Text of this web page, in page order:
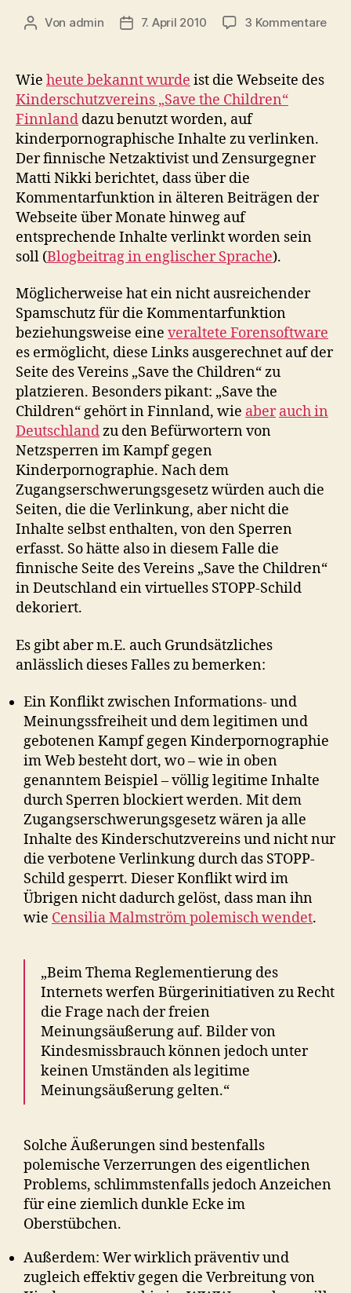
Beitragsautor
Von admin Veröffentlichungsdatum
7. April 2010 3 Kommentarezu
Wie heute bekannt wurde ist die Webseite des
Kinderschutzvereins „Save the Children“
Finnland dazu benutzt worden, auf
kinderpornographische Inhalte zu verlinken.
Der finnische Netzaktivist und Zensurgegner
Matti Nikki berichtet, dass über die
Kommentarfunktion in älteren Beiträgen der
Webseite über Monate hinweg auf
entsprechende Inhalte verlinkt worden sein
soll (Blogbeitrag in englischer Sprache).
Möglicherweise hat ein nicht ausreichender
Spamschutz für die Kommentarfunktion
beziehungsweise eine veraltete Forensoftware
es ermöglicht, diese Links ausgerechnet auf der
Seite des Vereins „Save the Children“ zu
platzieren. Besonders pikant: „Save the
Children“ gehört in Finnland, wie aber auch in
Deutschlandzu den Befürwortern von
Netzsperren im Kampf gegen
Kinderpornographie. Nach dem
Zugangserschwerungsgesetz würden auch die
Seiten, die die Verlinkung, aber nicht die
Inhalte selbst enthalten, von den Sperren
erfasst. So hätte also in diesem Falle die
finnische Seite des Vereins „Save the Children“
in Deutschland ein virtuelles STOPP-Schild
dekoriert.
Es gibt aber m.E. auch Grundsätzliches
anlässlich dieses Falles zu bemerken:
Ein Konflikt zwischen Informations- und
Meinungssfreiheit und dem legitimen und
gebotenen Kampf gegen Kinderpornographie
im Web besteht dort, wo – wie in oben
genanntem Beispiel – völlig legitime Inhalte
durch Sperren blockiert werden. Mit dem
Zugangserschwerungsgesetz wären ja alle
Inhalte des Kinderschutzvereins und nicht nur
die verbotene Verlinkung durch das STOPP-
Schild gesperrt. Dieser Konflikt wird im
Übrigen nicht dadurch gelöst, dass man ihn
wie Censilia Malmström polemisch wendet.
„Beim Thema Reglementierung des
Internets werfen Bürgerinitiativen zu Recht
die Frage nach der freien
Meinungsäußerung auf. Bilder von
Kindesmissbrauch können jedoch unter
keinen Umständen als legitime
Meinungsäußerung gelten.“
Solche Äußerungen sind bestenfalls
polemische Verzerrungen des eigentlichen
Problems, schlimmstenfalls jedoch Anzeichen
für eine ziemlich dunkle Ecke im
Oberstübchen.
Außerdem: Wer wirklich präventiv und
zugleich effektiv gegen die Verbreitung von